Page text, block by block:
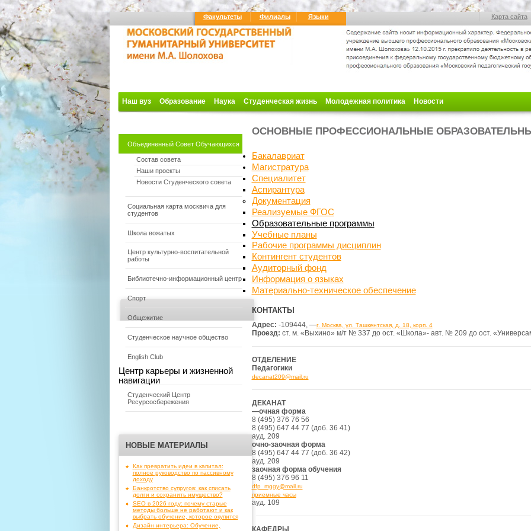
Факультеты Филиалы Языки Карта сайта
Наш вуз Образование Наука Студенческая жизнь Молодежная политика Новости
Объединенный Совет Обучающихся
Состав совета
Наши проекты
Новости Студенческого совета
Социальная карта москвича для
студентов
Школа вожатых
Центр культурно-воспитательной
работы
Библиотечно-информационный центр
Спорт
Общежитие
Студенческое научное общество
English Club
Центр карьеры и жизненной
навигации
Студенческий Центр
Ресурсосбережения
НОВЫЕ МАТЕРИАЛЫ
Как превратить идеи в капитал:
полное руководство по пассивному
доходу
Банкротство супругов: как списать
долги и сохранить имущество?
SEO в 2026 году: почему старые
методы больше не работают и как
выбрать обучение, которое окупится
Дизайн интерьера: Обучение,
ОСНОВНЫЕ ПРОФЕССИОНАЛЬНЫЕ
Бакалавриат
Магистратура
Специалитет
Аспирантура
Документация
Реализуемые ФГОС
Образовательные программы
Учебныепланы
Рабочие программы дисциплин
Контингент студентов
Аудиторный фонд
Информация о языках
Материально-техническое обеспечение
КОНТАКТЫ
Адрес: -109444, —г. Москва, ул. Ташкентская, д. 18, корп. 4
Проезд: ст. м. «Выхино» м/т № 337 до ост. «Школа»- авт. № 209 до ост.
ОТДЕЛЕНИЕ
Педагогики
decanat209@mail.ru
ДЕКАНАТ
—очная форма
8 (495) 376 76 56
8 (495) 647 44 77 (доб. 36 41)
ауд. 209
очно-заочная форма
8 (495) 647 44 77 (доб. 36 42)
ауд. 209
заочная форма обучения
8 (495) 376 96 11
dfp_mggy@mail.ru
приемные часы
ауд. 109
КАФЕДРЫ